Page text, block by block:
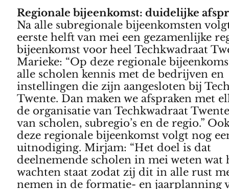
Regionale bijeenkomst: duidelijke
Na alle subregionale bijeenkomsten
eerste helft van mei een gezamenlijke
bijeenkomst voor heel Techkwadraat
Marieke: “Op deze regionale
alle scholen kennis met de bedrijven en
instellingen die zijn aangesloten bij
Twente. Dan maken we afspraken met
de organisatie van Techkwadraat
van scholen, subregio’s en de regio.”
deze regionale bijeenkomst volgt nog
uitnodiging. Mirjam: “Het doel is dat
deelnemende scholen in mei weten wat
wachten staat zodat zij dit in alle rust
nemen in de formatie- en jaarplanning